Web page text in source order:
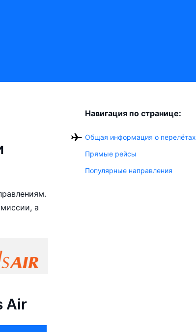
а
Air
Навигация по странице:
Общая информация о перелётах
Прямые рейсы
Популярные направления